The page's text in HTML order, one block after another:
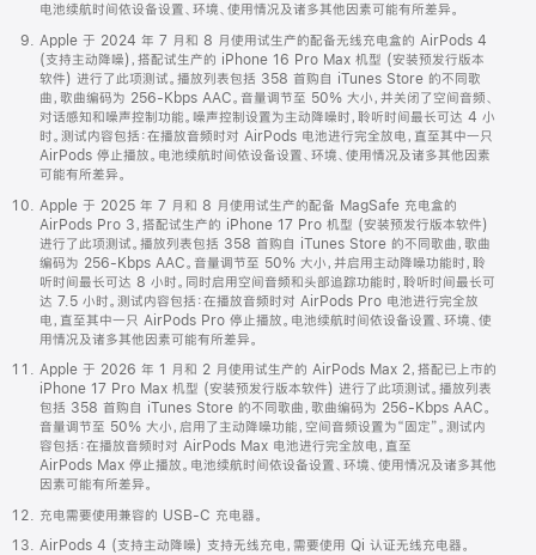
电池续航时间依设备设置、环境、使用情况及诸多其他因素可能有所差异。
Apple 于 2024 年 7 月和 8 月使用试生产的配备无线充电盒的 AirPods 4
(支持主动降噪)，搭配试生产的 iPhone 16 Pro Max 机型 (安装预发行版本
软件) 进行了此项测试。播放列表包括 358 首购自 iTunes Store 的不同歌
曲，歌曲编码为 256-Kbps AAC。音量调节至 50% 大小，并关闭了空间音频、
对话感知和噪声控制功能。噪声控制设置为主动降噪时，聆听时间最长可达 4 小
时。测试内容包括：在播放音频时对 AirPods 电池进行完全放电，直至其中一只
AirPods 停止播放。电池续航时间依设备设置、环境、使用情况及诸多其他因素
可能有所差异。
Apple 于 2025 年 7 月和 8 月使用试生产的配备 MagSafe 充电盒的
AirPods Pro 3，搭配试生产的 iPhone 17 Pro 机型 (安装预发行版本软件)
进行了此项测试。播放列表包括 358 首购自 iTunes Store 的不同歌曲，歌曲
编码为 256-Kbps AAC。音量调节至 50% 大小，并启用主动降噪功能时，聆
听时间最长可达 8 小时。同时启用空间音频和头部追踪功能时，聆听时间最长可
达 7.5 小时。测试内容包括：在播放音频时对 AirPods Pro 电池进行完全放
电，直至其中一只 AirPods Pro 停止播放。电池续航时间依设备设置、环境、使
用情况及诸多其他因素可能有所差异。
Apple 于 2026 年 1 月和 2 月使用试生产的 AirPods Max 2，搭配已上市的
iPhone 17 Pro Max 机型 (安装预发行版本软件) 进行了此项测试。播放列表
包括 358 首购自 iTunes Store 的不同歌曲，歌曲编码为 256-Kbps AAC。
音量调节至 50% 大小，启用了主动降噪功能，空间音频设置为“固定”。测试内
容包括：在播放音频时对 AirPods Max 电池进行完全放电，直至
AirPods Max 停止播放。电池续航时间依设备设置、环境、使用情况及诸多其他
因素可能有所差异。
充电需要使用兼容的 USB-C 充电器。
AirPods 4 (支持主动降噪) 支持无线充电，需要使用 Qi 认证无线充电器。